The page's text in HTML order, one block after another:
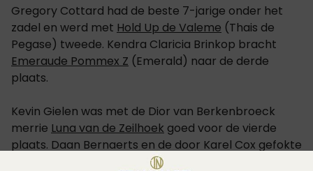
Gregory Cottard had de beste 7-jarige onder het
zadel en werd met Hold Up de Valeme (Thais de
Pegase) tweede. Kendra Claricia Brinkop bracht
Emeraude Pommex Z (Emerald) naar de derde
plaats.
Kevin Gielen was met de Dior van Berkenbroeck
merrie Luna van de Zeilhoek goed voor de vierde
plaats. Daan Bernaerts en de door Karel Cox gefokte
(Diamant de Semilly) werden vjifde.